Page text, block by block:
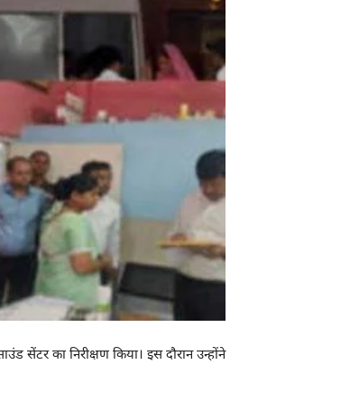
सेंटर का निरीक्षण किया। इस दौरान उन्होंने